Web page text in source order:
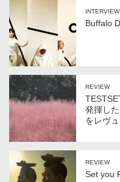
INTERVIEW
Buffalo
REVIEW
発揮し
をレヴ
REVIEW
Set you